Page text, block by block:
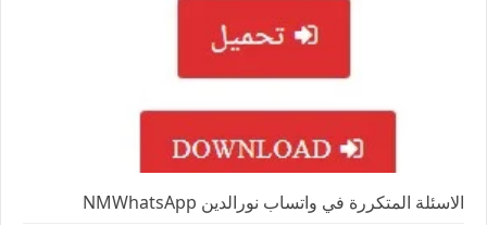
الاسئلة المتكررة في واتساب نورالدين NMWhatsApp